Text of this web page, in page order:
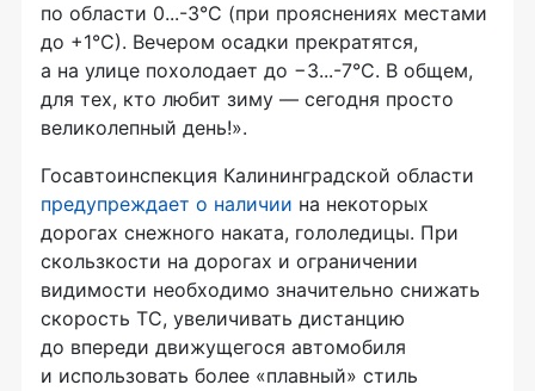
по области 0...-3°С (при прояснениях местами
до +1°С). Вечером осадки прекратятся,
а на улице похолодает до −3...-7°С. В общем,
для тех, кто любит зиму — сегодня просто
великолепный день!».
Госавтоинспекция Калининградской области
предупреждает о наличии на некоторых
дорогах снежного наката, гололедицы. При
скользкости на дорогах и ограничении
видимости необходимо значительно снижать
скорость ТС, увеличивать дистанцию
до впереди движущегося автомобиля
и использовать более «плавный» стиль